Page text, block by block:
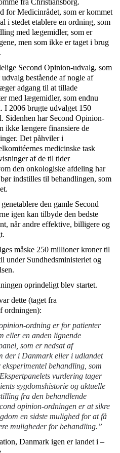
fra Christiansborg.
for Medicinrådet, som er kommet
i stedet etablere en ordning, som
med lægemidler, som er
men som ikke er taget i brug
Second Opinion-udvalg, som
bestående af nogle af
adgang til at tillade
med lægemidler, som endnu
I 2006 brugte udvalget 150
Sidenhen har Second Opinion-
ikke længere finansiere de
Det påhviler i
medicinske task
af de til tider
den onkologiske afdeling har
indstilles til behandlingen, som
den gamle Second
igen kan tilbyde den bedste
når andre effektive, billigere og
måske 250 millioner kroner til
under Sundhedsministeriet og
oprindeligt blev startet.
dette (taget fra
ordningen):
ordning er for patienter
eller en anden lignende
som er nedsat af
der i Danmark eller i udlandet
behandling, som
vurdering tager
sygdomshistorie og aktuelle
fra den behandlende
opinion-ordningen er at sikre
en sidste mulighed for at få
muligheder for behandling.”
Danmark igen er landet i –